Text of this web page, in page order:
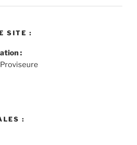
SITE :
:
: